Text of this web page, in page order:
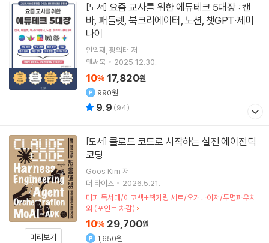
[도서]
바, 패들렛, 북크리에이터, 노션, 챗GPT∙제미
나이
안익재 황의태 저
앤써북
2025.12.30.
10% 17,820원
990원
9.9 (94)
미리보기
[도서]
코딩
Goos Kim 저
더 타이즈
2026.5.21.
미피 독서대/에코백+책키링 세트/오거나이저/투명파우치
외 (포인트 차감)
10% 29,700원
1,650원